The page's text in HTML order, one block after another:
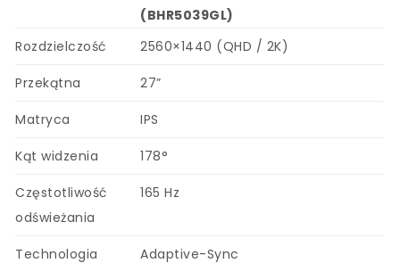
(BHR5039GL)
Rozdzielczość
2560×1440 (QHD / 2K)
Przekątna 27”
Matryca IPS
Kąt widzenia 178°
Częstotliwość
odświeżania
165 Hz
Technologia
Adaptive-Sync